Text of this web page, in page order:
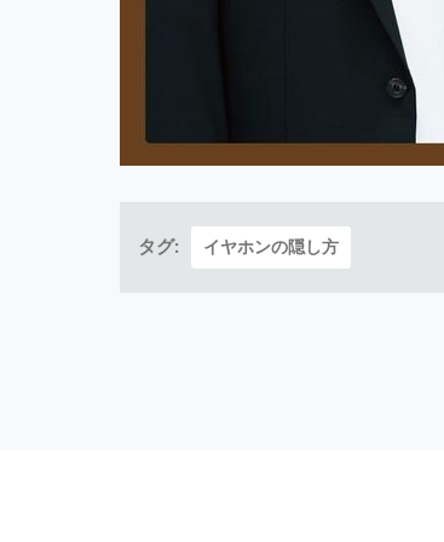
タグ: イヤホンの隠し方